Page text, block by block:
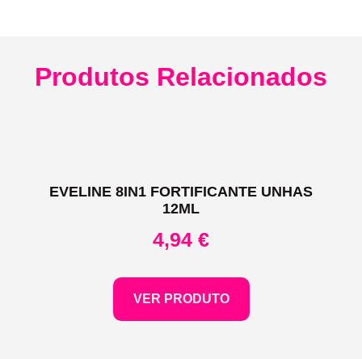
Produtos Relacionados
EVELINE 8IN1 FORTIFICANTE UNHAS
12ML
4,94 €
VER PRODUTO